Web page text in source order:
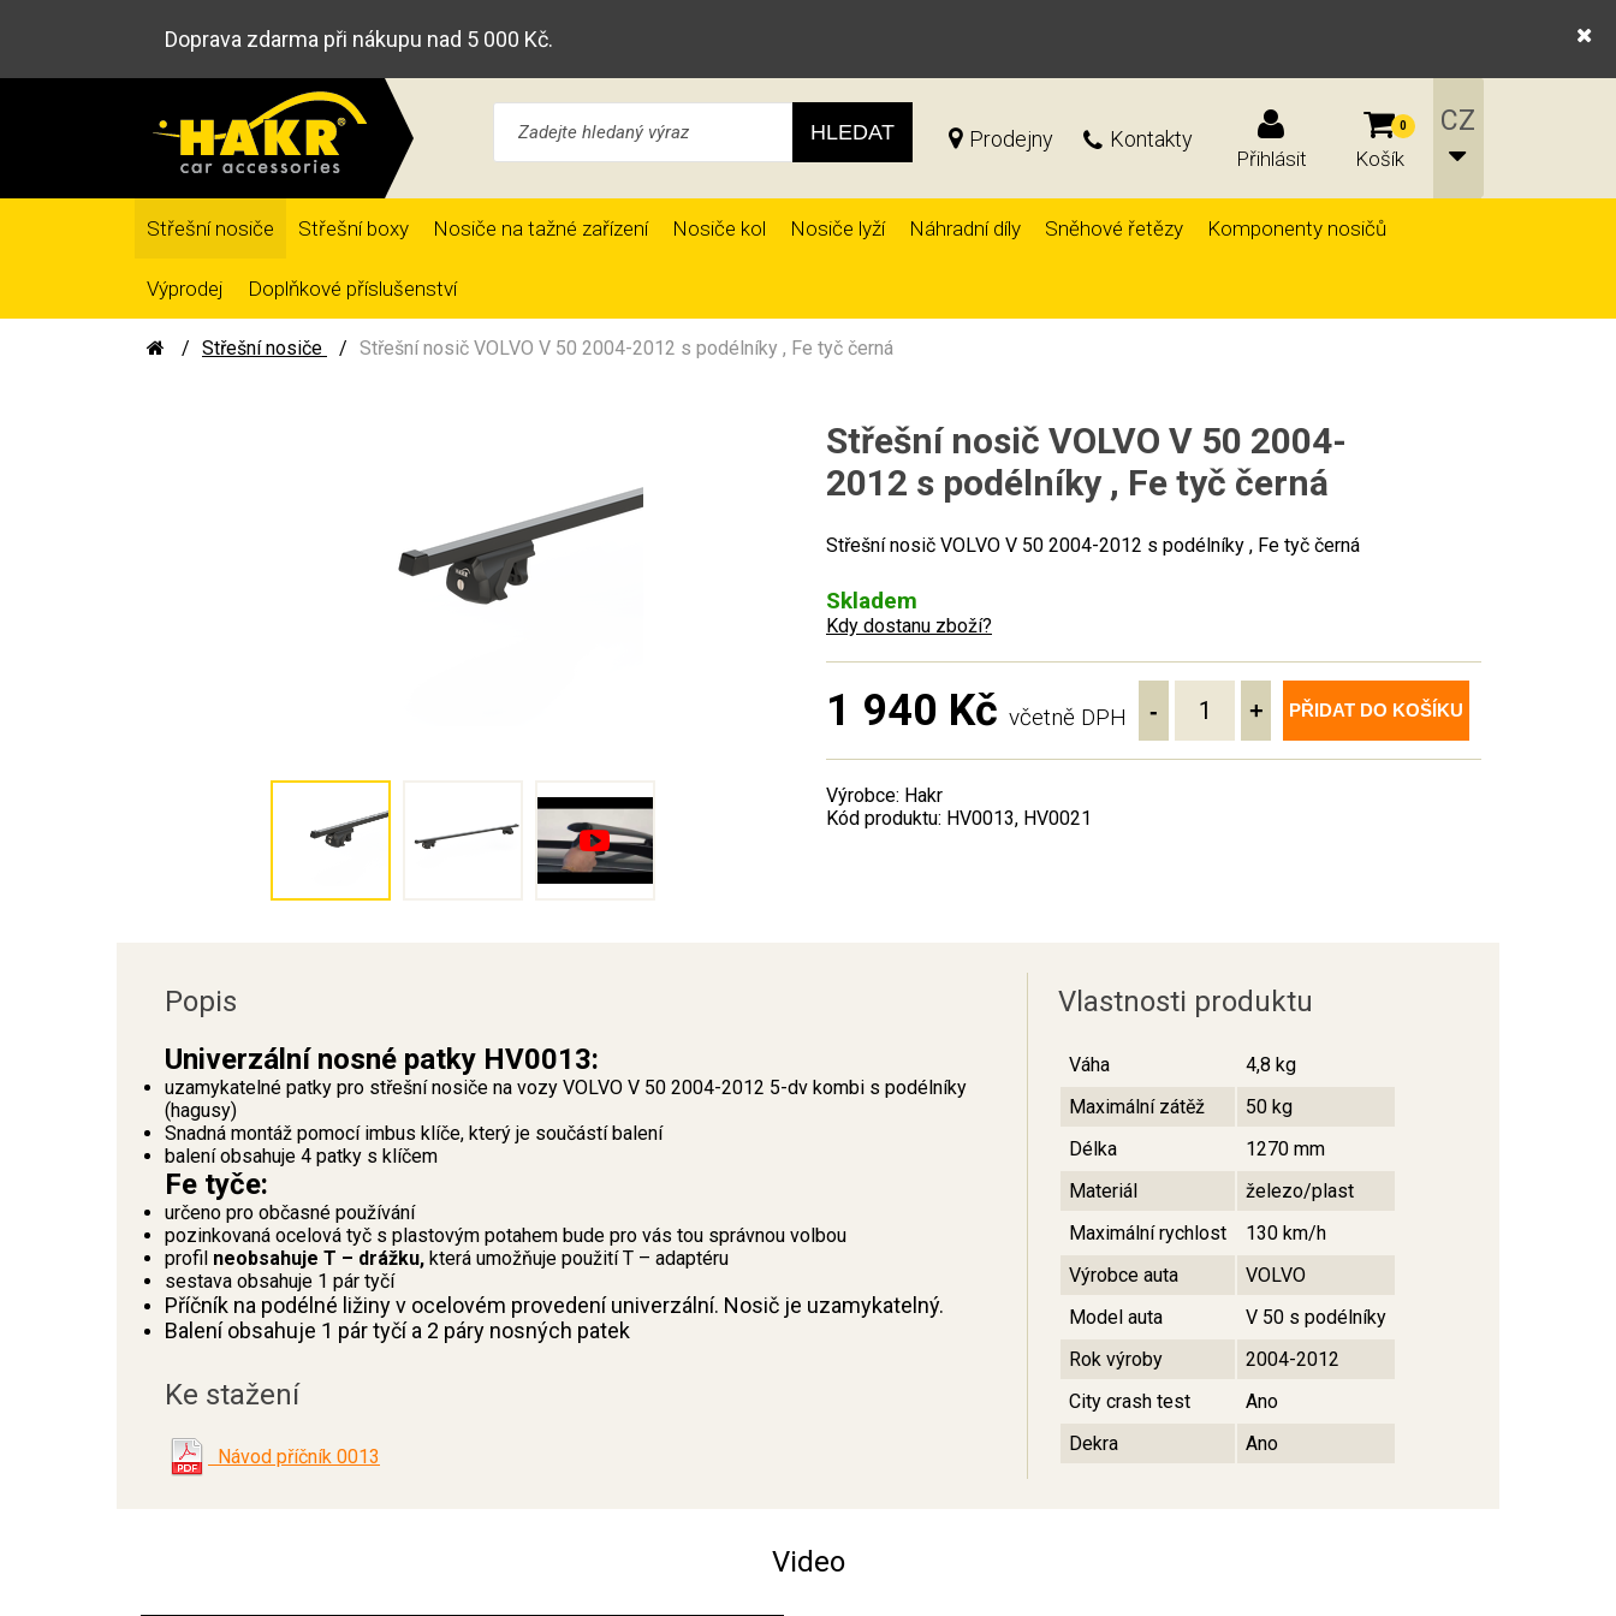
Doprava zdarma při nákupu nad 5 000 Kč.
HLEDAT Prodejny Kontakty
Přihlásit
0
Košík
Střešní nosiče Střešní boxy Nosiče na tažné zařízení Nosiče kol Nosiče lyží Náhradní díly Sněhové řetězy Komponenty nosičů
Výprodej Doplňkové příslušenství
Střešní nosiče Střešní nosič VOLVO V 50 2004-2012 s podélníky , Fe tyč černá
Střešní nosič VOLVO V 50 2004-
2012 s podélníky , Fe tyč černá
Střešní nosič VOLVO V 50 2004-2012 s podélníky , Fe tyč černá
Skladem
Kdy dostanu zboží?
1 940 Kč včetně DPH - + PŘIDAT DO KOŠÍKU
Výrobce: Hakr
Kód produktu: HV0013, HV0021
Popis
Univerzální nosné patky HV0013:
uzamykatelné patky pro střešní nosiče na vozy VOLVO V 50 2004-2012 5-dv kombi s podélníky
(hagusy)
Snadná montáž pomocí imbus klíče, který je součástí balení
balení obsahuje 4 patky s klíčem
Fe tyče:
určeno pro občasné používání
pozinkovaná ocelová tyč s plastovým potahem bude pro vás tou správnou volbou
profil neobsahuje T – drážku, která umožňuje použití T – adaptéru
sestava obsahuje 1 pár tyčí
Příčník na podélné ližiny v ocelovém provedení univerzální. Nosič je uzamykatelný.
Balení obsahuje 1 pár tyčí a 2 páry nosných patek
Ke stažení
Návod příčník 0013
Vlastnosti produktu
Váha
4,8 kg
Maximální zátěž
50 kg
Délka
1270 mm
Materiál
železo/plast
Maximální rychlost
130 km/h
Výrobce auta
VOLVO
Model auta
V 50 s podélníky
Rok výroby
2004-2012
City crash test
Ano
Dekra
Ano
Video